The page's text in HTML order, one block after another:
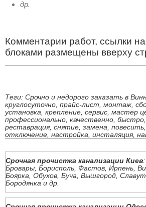
др.
Комментарии работ, ссылки
блоками размещены вверху
Теги: Срочно и недорого заказать в
круглосуточно, прайс-лист, монтаж,
установка, крепление, сервис, мастер
профессионально, качественно,
реставрация, снятие, замена,
отключение, настройка, инсталяция,
Срочная прочистка канализации Киев
Бровары, Борисполь, Фастов, Ирпень,
Боярка, Обухов, Буча, Вышгород,
Бородянка и др.